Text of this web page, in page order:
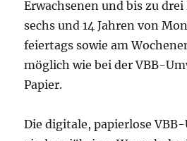
Erwachsenen und bis zu
sechs und 14 Jahren von
feiertags sowie am
möglich wie bei der VBB-
Papier.
Die digitale, papierlose